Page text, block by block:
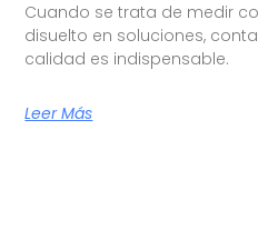
Cuando se trata de medir
disuelto en soluciones,
calidad es indispensable.
Leer Más